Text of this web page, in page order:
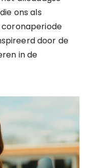
ons als
coronaperiode
door de
in de